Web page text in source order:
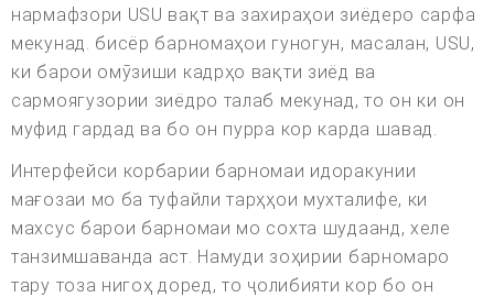
нармафзори USU вақт ва захираҳои зиёдеро сарфа
мекунад. бисёр барномаҳои гуногун, масалан, USU,
ки барои омӯзиши кадрҳо вақти зиёд ва
сармоягузории зиёдро талаб мекунад, то он ки он
муфид гардад ва бо он пурра кор карда шавад.
Интерфейси корбарии барномаи идоракунии
мағозаи мо ба туфайли тарҳҳои мухталифе, ки
махсус барои барномаи мо сохта шудаанд, хеле
танзимшаванда аст. Намуди зоҳирии барномаро
тару тоза нигоҳ доред, то ҷолибияти кор бо он